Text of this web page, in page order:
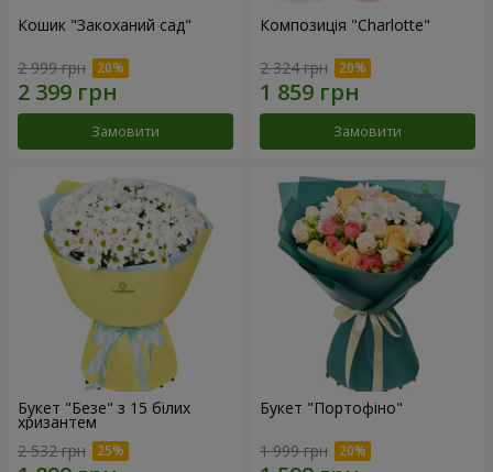
Кошик "Закоханий сад"
2 999 грн
Замовити
Композиція "Charlotte"
2 324 грн
Замовити
Букет "Безе" з 15 білих
хризантем
2 532 грн
Букет "Портофіно"
1 999 грн